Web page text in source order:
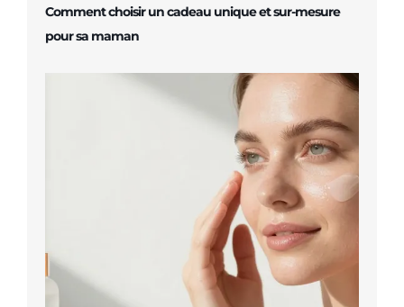
Comment choisir un cadeau unique et sur-mesure
pour sa maman